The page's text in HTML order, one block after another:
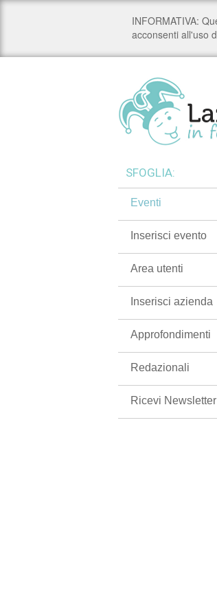
SFOGLIA:
Eventi
Inserisci evento
Area utenti
Inserisci azienda
Approfondimenti
Redazionali
Ricevi Newsletter